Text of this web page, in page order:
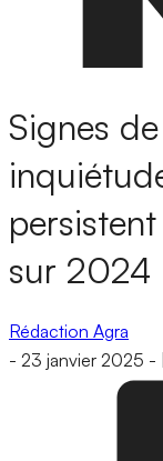
Signes
sur 2024
Rédaction Agra
- 23 janvier 2025 -